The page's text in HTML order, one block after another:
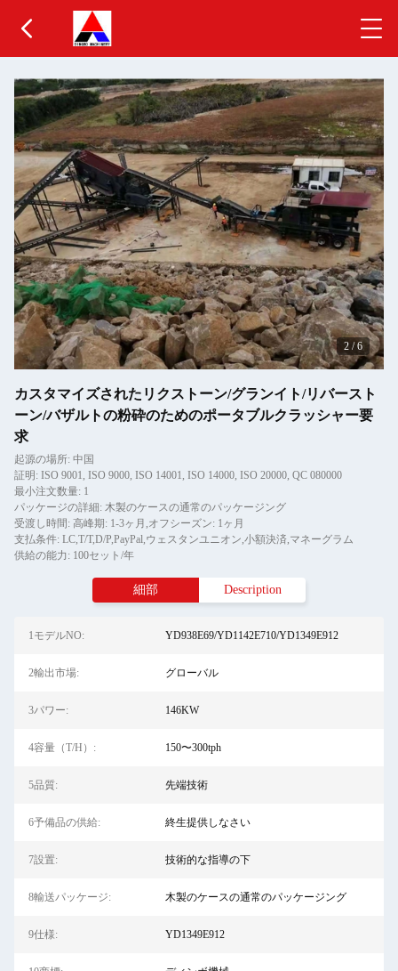
2 /6
カスタマイズされたリクストーン/グランイト/リバースト
ーン/バザルトの粉砕のためのポータブルクラッシャー要
求
起源の場所: 中国
証明: ISO 9001, ISO 9000, ISO 14001, ISO 14000, ISO 20000, QC 080000
最小注文数量: 1
パッケージの詳細: 木製のケースの通常のパッケージング
受渡し時間: 高峰期: 1-3ヶ月,オフシーズン: 1ヶ月
支払条件: LC,T/T,D/P,PayPal,ウェスタンユニオン,小額決済,マネーグラム
供給の能力: 100セット/年
細部 Description
1モデルNO: YD938E69/YD1142E710/YD1349E912
2輸出市場: グローバル
3パワー: 146KW
4容量（T/H）: 150〜300tph
5品質: 先端技術
6予備品の供給: 終生提供しなさい
7設置: 技術的な指導の下
8輸送パッケージ: 木製のケースの通常のパッケージング
9仕様: YD1349E912